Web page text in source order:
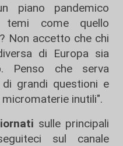
piano pandemico
temi come quello
Non accetto che chi
di Europa sia
Penso che serva
grandi questioni e
inutili".
sulle principali
sul canale